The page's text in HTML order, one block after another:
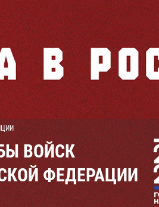
ВОЙСК
ФЕДЕРАЦИИ